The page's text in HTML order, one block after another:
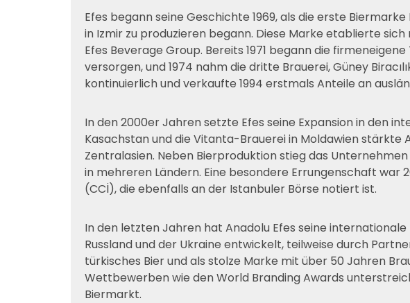
Efes begann seine Geschichte 1969, als die erste Biermarke
in Izmir zu produzieren begann. Diese Marke etablierte
Efes Beverage Group. Bereits 1971 begann die
versorgen, und 1974 nahm die dritte Brauerei, Güney
kontinuierlich und verkaufte 1994 erstmals Anteile an
In den 2000er Jahren setzte Efes seine Expansion in den
Kasachstan und die Vitanta-Brauerei in Moldawien stärkte
Zentralasien. Neben Bierproduktion stieg das
in mehreren Ländern. Eine besondere Errungenschaft
(CCİ), die ebenfalls an der Istanbuler Börse notiert ist.
In den letzten Jahren hat Anadolu Efes seine
Russland und der Ukraine entwickelt, teilweise durch
türkisches Bier und als stolze Marke mit über 50 Jahren
Wettbewerben wie den World Branding Awards
Biermarkt.